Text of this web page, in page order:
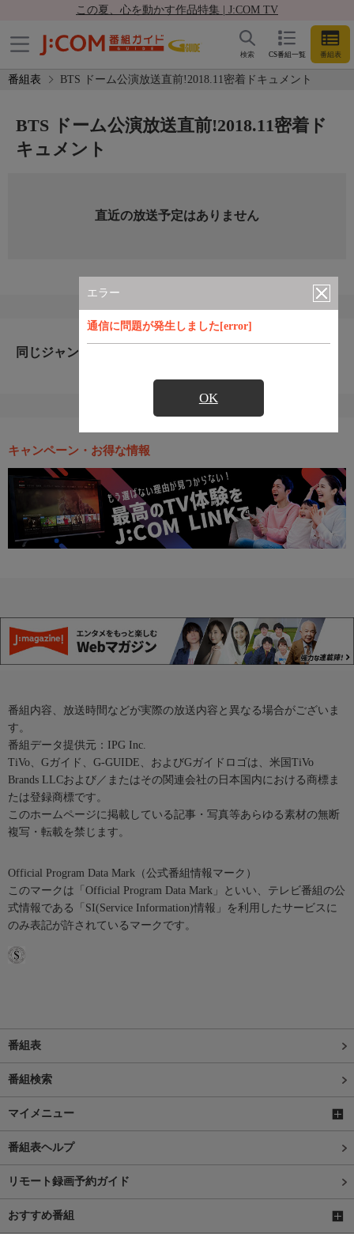
この夏、心を動かす作品特集 | J:COM TV
CS番組一覧 番組表
検索
番組表 BTS ドーム公演放送直前!2018.11密着ドキュメント
エラー
通信に問題が発生しました[error]
OK
BTS ドーム公演放送直前!2018.11密着ド
キュメント
直近の放送予定はありません
同じジャンルのおすすめ番組
キャンペーン・お得な情報
番組内容、放送時間などが実際の放送内容と異なる場合がございま
す。
番組データ提供元：IPG Inc.
TiVo、Gガイド、G-GUIDE、およびGガイドロゴは、米国TiVo
Brands LLCおよび／またはその関連会社の日本国内における商標ま
たは登録商標です。
このホームページに掲載している記事・写真等あらゆる素材の無断
複写・転載を禁じます。
Official Program Data Mark（公式番組情報マーク）
このマークは「Official Program Data Mark」といい、テレビ番組の公
式情報である「SI(Service Information)情報」を利用したサービスに
のみ表記が許されているマークです。
番組表
番組検索
マイメニュー
番組表ヘルプ
リモート録画予約ガイド
おすすめ番組